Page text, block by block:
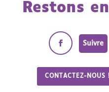
Restons
Suivre
CONTACTEZ-NOUS !